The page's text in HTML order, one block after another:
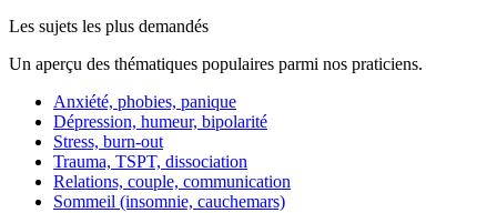
Les sujets les plus demandés
Un aperçu des thématiques populaires parmi nos praticiens.
Anxiété, phobies, panique
Dépression, humeur, bipolarité
Stress, burn-out
Trauma, TSPT, dissociation
Relations, couple, communication
Sommeil (insomnie, cauchemars)